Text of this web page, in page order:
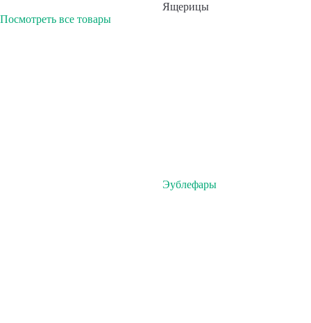
Ящерицы
Посмотреть все товары
Эублефары